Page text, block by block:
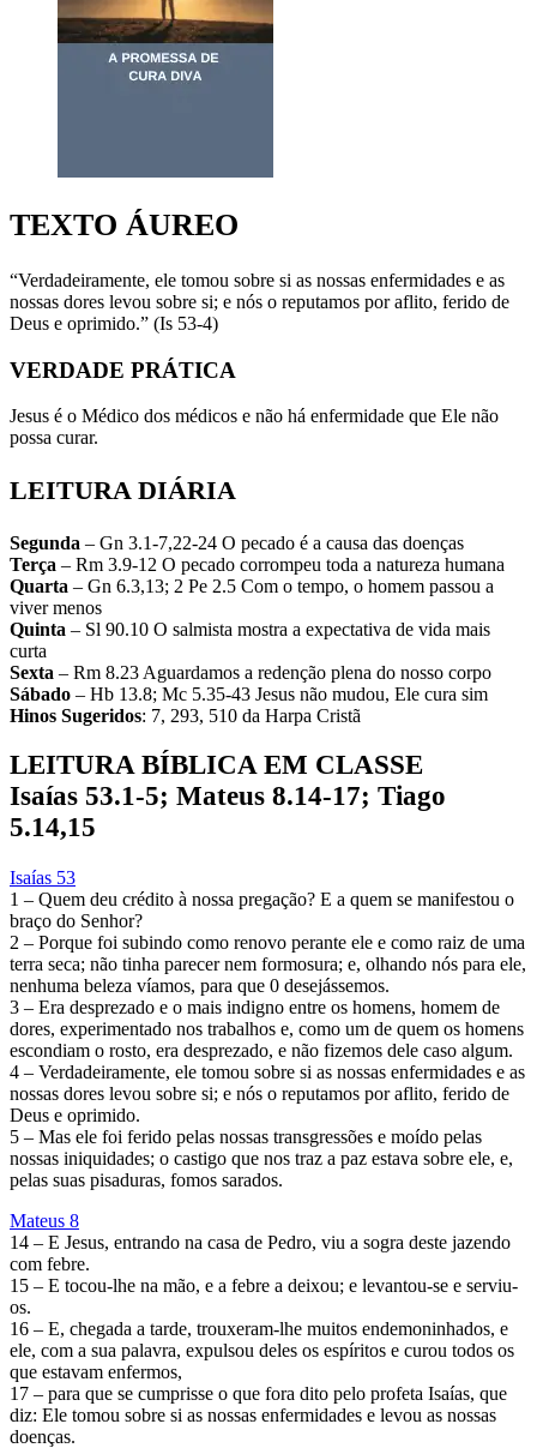
TEXTO ÁUREO
“Verdadeiramente, ele tomou sobre si as nossas enfermidades e as
nossas dores levou sobre si; e nós o reputamos por aflito, ferido de
Deus e oprimido.” (Is 53-4)
VERDADE PRÁTICA
Jesus é o Médico dos médicos e não há enfermidade que Ele não
possa curar.
LEITURA DIÁRIA
Segunda – Gn 3.1-7,22-24 O pecado é a causa das doenças
Terça – Rm 3.9-12 O pecado corrompeu toda a natureza humana
Quarta – Gn 6.3,13; 2 Pe 2.5 Com o tempo, o homem passou a
viver menos
Quinta – Sl 90.10 O salmista mostra a expectativa de vida mais
curta
Sexta – Rm 8.23 Aguardamos a redenção plena do nosso corpo
Sábado – Hb 13.8; Mc 5.35-43 Jesus não mudou, Ele cura sim
Hinos Sugeridos: 7, 293, 510 da Harpa Cristã
LEITURA BÍBLICA EM CLASSE
Isaías 53.1-5; Mateus 8.14-17; Tiago
5.14,15
Isaías 53
1 – Quem deu crédito à nossa pregação? E a quem se manifestou o
braço do Senhor?
2 – Porque foi subindo como renovo perante ele e como raiz de uma
terra seca; não tinha parecer nem formosura; e, olhando nós para ele,
nenhuma beleza víamos, para que 0 desejássemos.
3 – Era desprezado e o mais indigno entre os homens, homem de
dores, experimentado nos trabalhos e, como um de quem os homens
escondiam o rosto, era desprezado, e não fizemos dele caso algum.
4 – Verdadeiramente, ele tomou sobre si as nossas enfermidades e as
nossas dores levou sobre si; e nós o reputamos por aflito, ferido de
Deus e oprimido.
5 – Mas ele foi ferido pelas nossas transgressões e moído pelas
nossas iniquidades; o castigo que nos traz a paz estava sobre ele, e,
pelas suas pisaduras, fomos sarados.
Mateus 8
14 – E Jesus, entrando na casa de Pedro, viu a sogra deste jazendo
com febre.
15 – E tocou-lhe na mão, e a febre a deixou; e levantou-se e serviu-
os.
16 – E, chegada a tarde, trouxeram-lhe muitos endemoninhados, e
ele, com a sua palavra, expulsou deles os espíritos e curou todos os
que estavam enfermos,
17 – para que se cumprisse o que fora dito pelo profeta Isaías, que
diz: Ele tomou sobre si as nossas enfermidades e levou as nossas
doenças.